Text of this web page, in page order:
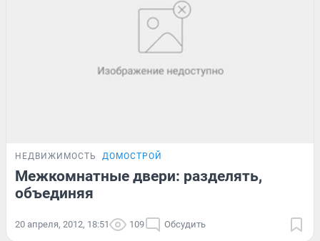
НЕДВИЖИМОСТЬ ДОМОСТРОЙ
Межкомнатные двери: разделять,
объединяя
20 апреля, 2012, 18:51 109 Обсудить